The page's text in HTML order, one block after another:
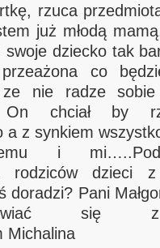
rzuca
już młodą
dziecko tak
co
ze nie radze sobie
chciał by
a z synkiem
i
dzieci z
doradzi? Pani
się
Michalina